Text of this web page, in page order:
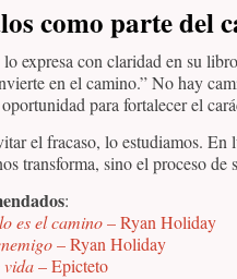
como parte del
lo expresa con claridad en su libro
en el camino.” No hay
para fortalecer el
el fracaso, lo estudiamos.
transforma, sino el proceso de
:
es el camino– Ryan Holiday
– Ryan Holiday
vida– Epicteto